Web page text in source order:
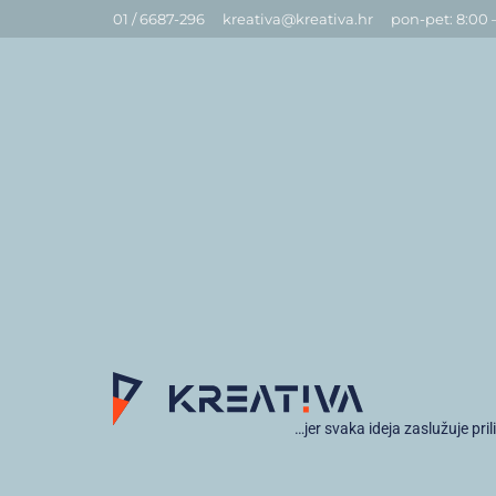
01 / 6687-296 kreativa@kreativa.hr pon-pet: 8:00
…jer svaka ideja zaslužuje